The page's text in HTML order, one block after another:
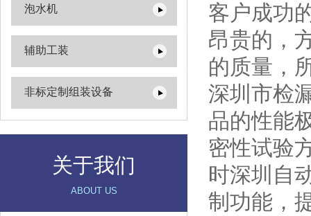
泡水机
辅助工装
非标定制组装设备
关于我们
ABOUT US
客户成功
昂贵的，
的质量，
深圳市检
品的性能
密性试验
时深圳自
制功能，